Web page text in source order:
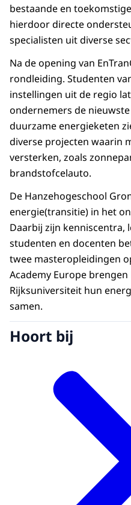
bestaande en
hierdoor directe
specialisten uit diverse
Na de opening van
rondleiding. Studenten
instellingen uit de regio
ondernemers de
duurzame energieketen
diverse projecten waarin
versterken, zoals
brandstofcelauto.
De Hanzehogeschool
energie(transitie) in het
Daarbij zijn kenniscentra,
studenten en docenten
twee masteropleidingen
Academy Europe
Rijksuniversiteit hun
samen.
Hoort bij